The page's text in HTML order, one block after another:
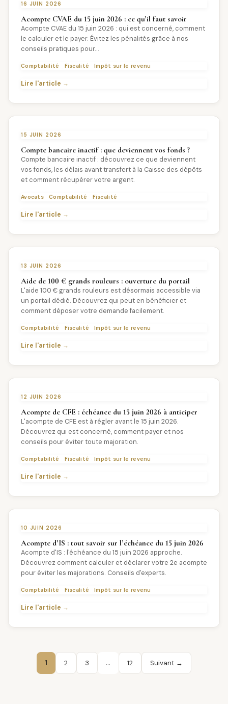
16 JUIN 2026
Acompte CVAE du 15 juin 2026 : ce qu’il faut savoir
Acompte CVAE du 15 juin 2026 : qui est concerné, comment
le calculer et le payer. Évitez les pénalités grâce à nos
conseils pratiques pour…
Comptabilité Fiscalité Impôt sur le revenu
Lire l'article →
15 JUIN 2026
Compte bancaire inactif : que deviennent vos fonds ?
Compte bancaire inactif : découvrez ce que deviennent
vos fonds, les délais avant transfert à la Caisse des dépôts
et comment récupérer votre argent.
Avocats Comptabilité Fiscalité
Lire l'article →
13 JUIN 2026
Aide de 100 € grands rouleurs : ouverture du portail
L'aide 100 € grands rouleurs est désormais accessible via
un portail dédié. Découvrez qui peut en bénéficier et
comment déposer votre demande facilement.
Comptabilité Fiscalité Impôt sur le revenu
Lire l'article →
12 JUIN 2026
Acompte de CFE : échéance du 15 juin 2026 à anticiper
L'acompte de CFE est à régler avant le 15 juin 2026.
Découvrez qui est concerné, comment payer et nos
conseils pour éviter toute majoration.
Comptabilité Fiscalité Impôt sur le revenu
Lire l'article →
10 JUIN 2026
Acompte d’IS : tout savoir sur l’échéance du 15 juin 2026
Acompte d'IS : l'échéance du 15 juin 2026 approche.
Découvrez comment calculer et déclarer votre 2e acompte
pour éviter les majorations. Conseils d'experts.
Comptabilité Fiscalité Impôt sur le revenu
Lire l'article →
1 2 3 … 12 Suivant →